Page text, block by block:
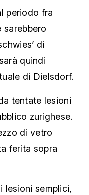
periodo fra
sarebbero
di
quindi
di Dielsdorf.
tentate lesioni
zurighese.
di vetro
ferita sopra
lesioni semplici,